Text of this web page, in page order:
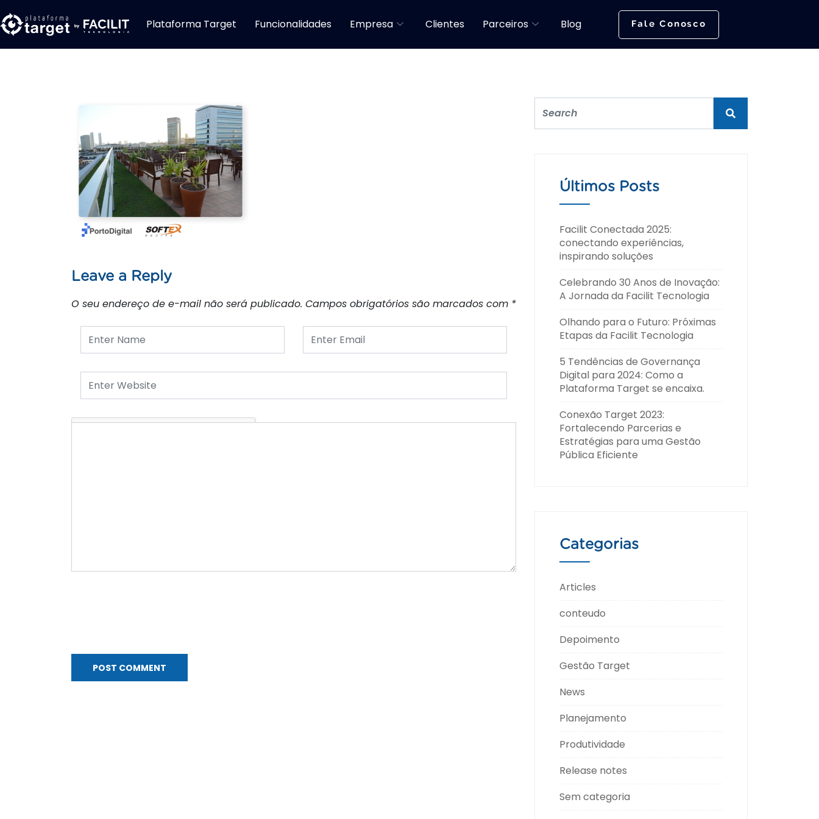
Plataforma Target Funcionalidades Empresa Clientes Parceiros Blog Fale Conosco
Leave a Reply
O seu endereço de e-mail não será publicado. Campos obrigatórios são marcados com *
Últimos Posts
Facilit Conectada 2025:
conectando experiências,
inspirando soluções
Celebrando 30 Anos de Inovação:
A Jornada da Facilit Tecnologia
Olhando para o Futuro: Próximas
Etapas da Facilit Tecnologia
5 Tendências de Governança
Digital para 2024: Como a
Plataforma Target se encaixa.
Conexão Target 2023:
Fortalecendo Parcerias e
Estratégias para uma Gestão
Pública Eficiente
Categorias
Articles
conteudo
Depoimento
Gestão Target
News
Planejamento
Produtividade
Release notes
Sem categoria